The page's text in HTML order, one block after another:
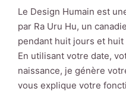
Le Design Humain est
par Ra Uru Hu, un
pendant huit jours et
En utilisant votre date,
naissance, je génère
vous explique votre